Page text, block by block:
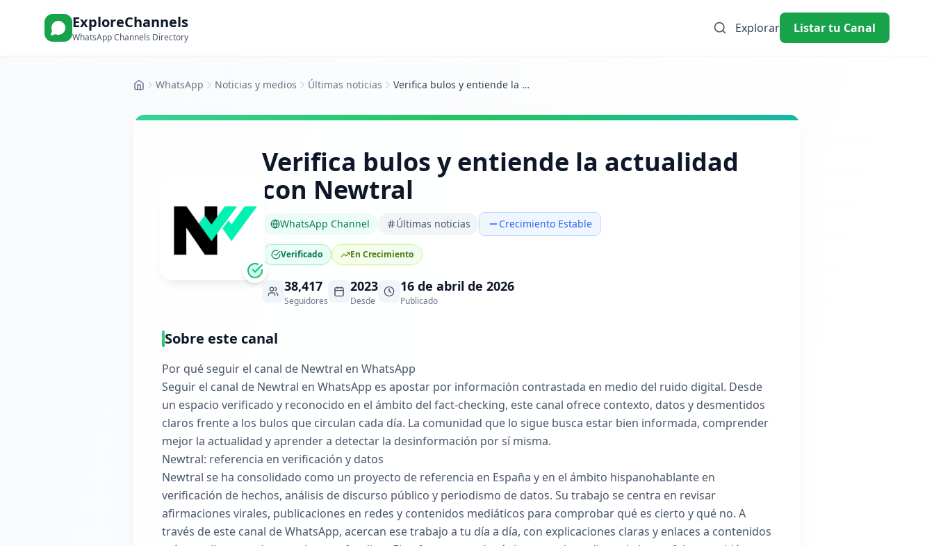
ExploreChannels
WhatsApp Channels Directory
Explorar Listar tu Canal
InicioWhatsApp Noticias y medios Últimas noticias Verifica bulos y entiende la actualidad con Newtral
Verifica bulos y entiende la actualidad
con Newtral
WhatsApp Channel Últimas noticias Crecimiento Estable
Verificado En Crecimiento
38,417
Seguidores
2023
Desde
16 de abril de 2026
Publicado
Sobre este canal
Por qué seguir el canal de Newtral en WhatsApp
Seguir el canal de Newtral en WhatsApp es apostar por información contrastada en medio del ruido digital. Desde
un espacio verificado y reconocido en el ámbito del fact-checking, este canal ofrece contexto, datos y desmentidos
claros frente a los bulos que circulan cada día. La comunidad que lo sigue busca estar bien informada, comprender
mejor la actualidad y aprender a detectar la desinformación por sí misma.
Newtral: referencia en verificación y datos
Newtral se ha consolidado como un proyecto de referencia en España y en el ámbito hispanohablante en
verificación de hechos, análisis de discurso público y periodismo de datos. Su trabajo se centra en revisar
afirmaciones virales, publicaciones en redes y contenidos mediáticos para comprobar qué es cierto y qué no. A
través de este canal de WhatsApp, acercan ese trabajo a tu día a día, con explicaciones claras y enlaces a contenidos